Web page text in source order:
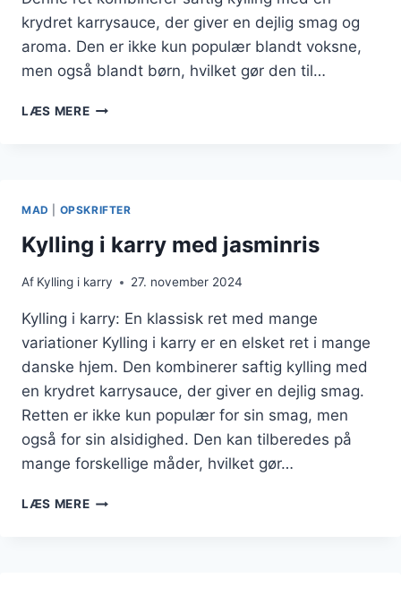
krydret karrysauce, der giver en dejlig smag og
aroma. Den er ikke kun populær blandt voksne,
men også blandt børn, hvilket gør den til…
LÆS MEREKYLLING
MAD OPSKRIFTER
Kylling i karry med jasminris
Af Kylling i karry 27. november 2024
Kylling i karry: En klassisk ret med mange
variationer Kylling i karry er en elsket ret i mange
danske hjem. Den kombinerer saftig kylling med
en krydret karrysauce, der giver en dejlig smag.
Retten er ikke kun populær for sin smag, men
også for sin alsidighed. Den kan tilberedes på
mange forskellige måder, hvilket gør…
LÆS MEREKYLLING